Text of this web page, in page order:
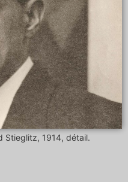
Stieglitz, 1914, détail.